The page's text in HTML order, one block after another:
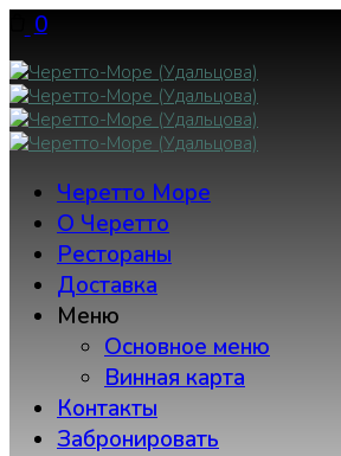
Skip
to
content
0
Черетто Море
О Черетто
Рестораны
Доставка
Меню
Основное меню
Винная карта
Контакты
Забронировать